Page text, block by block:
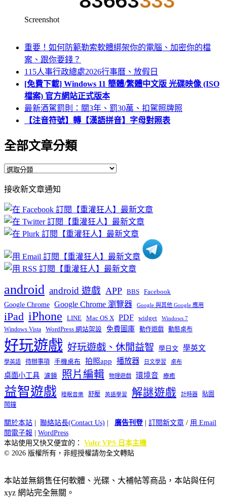
Screenshot
重要！如何防範勒索軟體綁架你的電腦、加密你的檔
案、跟你要錢？
115人事行政總處2026行事曆、放假日
[免費下載] Windows 11 簡體/繁體中文版 光碟映像 (ISO
檔案) 官方網站正式版本
最新酒駕罰則：關3年、罰30萬、扣駕照牌照
【注音符號】轉【漢語拼音】字母對照表
全部文章分類
全
文
章
分
類
接收新文章通知
android android 遊戲 APP BBS Facebook
Google Chrome Google Chrome 瀏覽器 Google 與其他 Google 應用
iPad iPhone LINE Mac OS X PDF widget Windows 7
Windows Vista WordPress 網站架設 免費圖庫 動作遊戲 動態桌布
好玩遊戲 好玩遊戲、休閒益智 學日文 學英文
學英語 待辦事項 手機桌布 拍照app 播放器 日文學習 桌布
桌面小工具 濾鏡 照片編輯 物理遊戲 環境音 療癒
益智遊戲 睡眠音樂 舒壓 英語學習 解謎遊戲 計時器
貼圖
鬧鐘
關於本站 聯絡站長(Contact Us) 廣告刊登| 訂閱新文章 / 用 Email
閱電子報
WordPress
本站使用又快又便宜的： Vultr VPS 日本主機
© 2026 版權所有，非經授權請勿全文轉貼
本站並無銷售任何軟體、光碟、大補帖等商品，本站與任何
xyz 網站完全無關。